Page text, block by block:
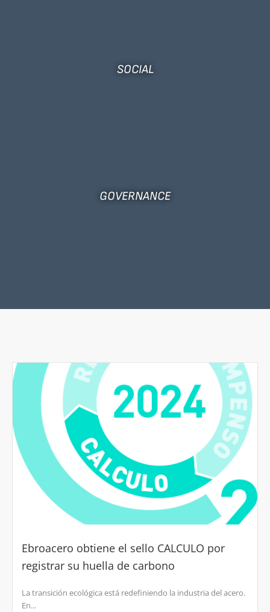
SOCIAL
GOVERNANCE
Ebroacero obtiene el sello CALCULO por
registrar su huella de carbono
La transición ecológica está redefiniendo la industria del acero.
En...